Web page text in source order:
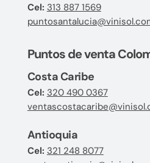
Cel: 313 887 1569
Puntos de venta
Costa Caribe
Cel: 320 490 0367
Antioquia
Cel: 321 248 8077